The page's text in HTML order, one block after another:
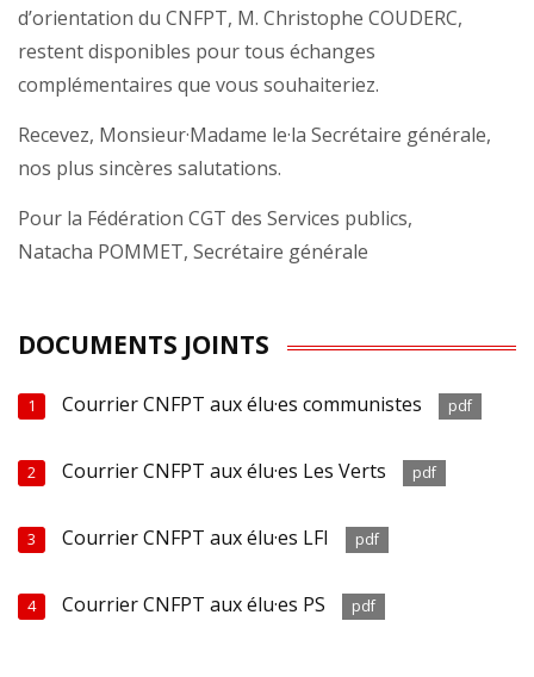
d’orientation du CNFPT, M. Christophe COUDERC,
restent disponibles pour tous échanges
complémentaires que vous souhaiteriez.
Recevez, Monsieur·Madame le·la Secrétaire générale,
nos plus sincères salutations.
Pour la Fédération CGT des Services publics,
Natacha POMMET, Secrétaire générale
DOCUMENTS JOINTS
1 Courrier CNFPT aux élu·es communistes pdf
2 Courrier CNFPT aux élu·es Les Verts pdf
3 Courrier CNFPT aux élu·es LFI pdf
4 Courrier CNFPT aux élu·es PS pdf